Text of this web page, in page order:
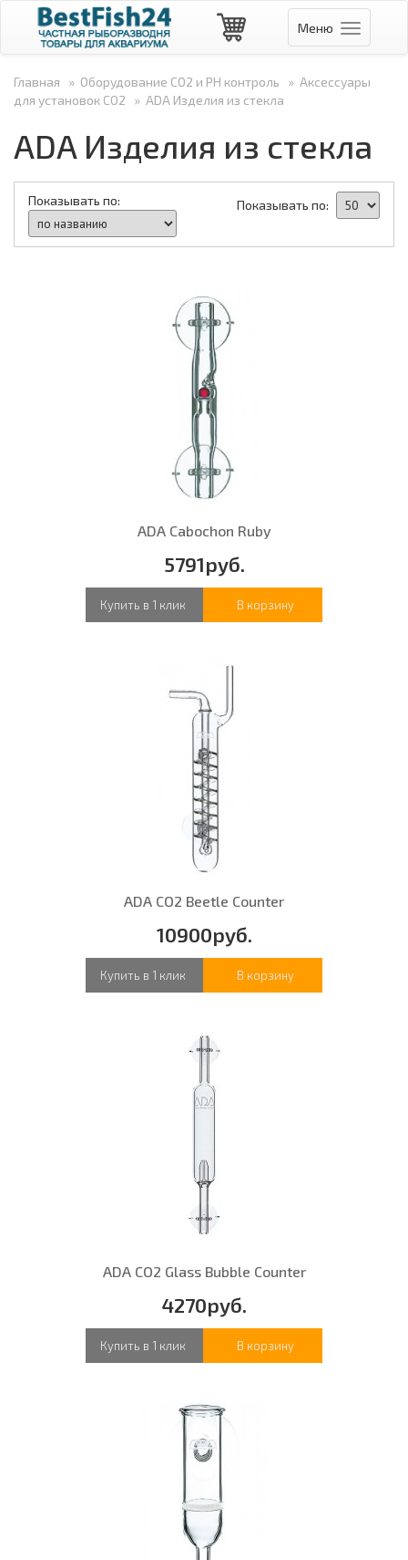
Меню
Главная » Оборудование СО2 и PH контроль » Аксессуары
для установок CO2 » ADA Изделия из стекла
ADA Изделия из стекла
Показывать по:
Показывать по:
ADA Cabochon Ruby
5791руб.
Купить в 1 клик В корзину
ADA CO2 Beetle Counter
10900руб.
Купить в 1 клик В корзину
ADA CO2 Glass Bubble Counter
4270руб.
Купить в 1 клик В корзину